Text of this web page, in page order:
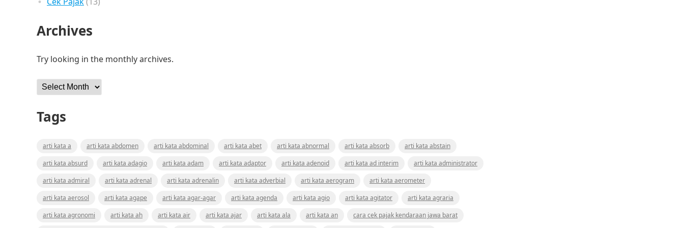
Archives
Try looking in the monthly archives.
Archives
Tags
arti kata a arti kata abdomen arti kata abdominal arti kata abet arti kata abnormal arti kata absorb
arti kata abstain
arti kata absurd
arti kata adagio arti kata adam arti kata adaptor arti kata adenoid arti kata ad interim
arti kata administrator
arti kata admiral
arti kata adrenal arti kata adrenalin arti kata adverbial arti kata aerogram
arti kata aerometer
arti kata aerosol
arti kata agape arti kata agar-agar arti kata agenda arti kata agio arti kata agitator
arti kata agraria
arti kata agronomi
arti kata ah arti kata air arti kata ajar arti kata ala arti kata an
cara cek pajak kendaraan jawa barat